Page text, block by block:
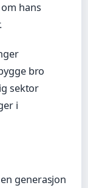
hans
bro
sektor
i
generasjon